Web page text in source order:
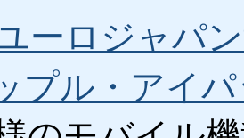
ーロジャパ
プル・アイ